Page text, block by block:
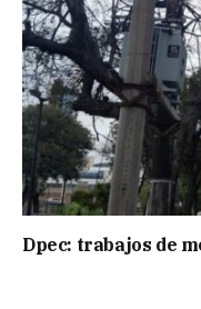
Dpec: trabajos de